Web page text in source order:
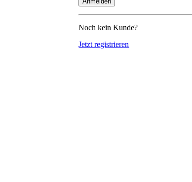
Noch kein Kunde?
Jetzt registrieren